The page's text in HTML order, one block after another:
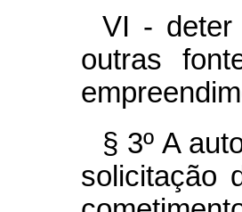
VI - deter
outras
§ 3º A
solicitação